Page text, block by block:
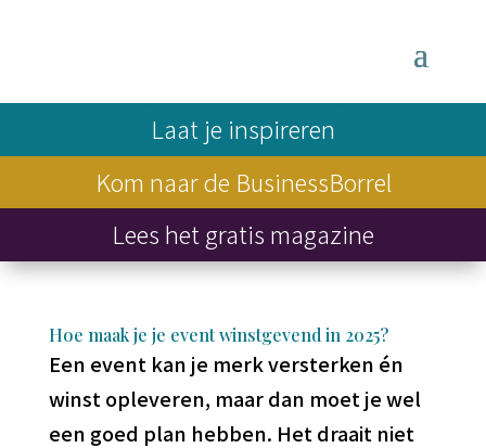
Laat je inspireren
Kom naar de BusinessBorrel
Lees het gratis magazine
Hoe maak je je event winstgevend in 2025?
Een event kan je merk versterken én
winst opleveren, maar dan moet je wel
een goed plan hebben. Het draait niet